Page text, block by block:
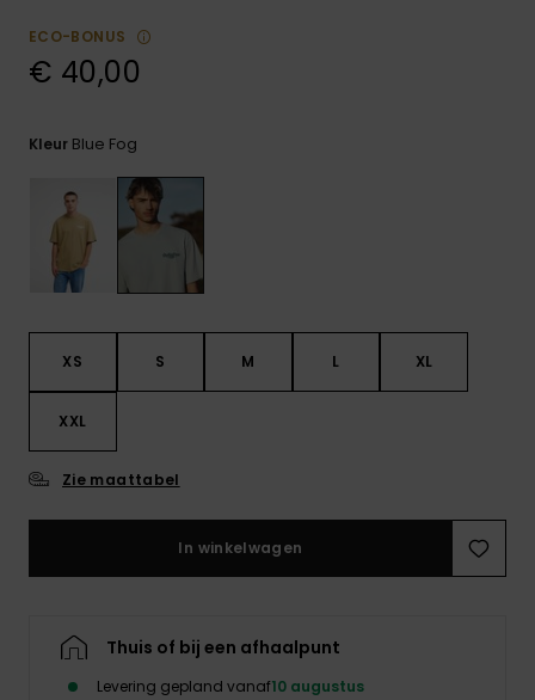
ECO-BONUS
€ 40,00
Kleur Blue Fog
XS S M L XL
XXL
Zie maattabel
In winkelwagen
Thuis of bij een afhaalpunt
Levering gepland vanaf10 augustus